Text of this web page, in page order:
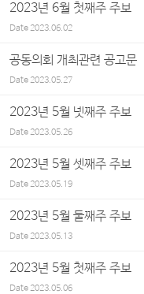
2023년 6월 첫째주 주보
Date2023.06.02
공동의회 개최관련 공고문
Date2023.05.27
2023년 5월 넷째주 주보
Date2023.05.26
2023년 5월 셋째주 주보
Date2023.05.19
2023년 5월 둘째주 주보
Date2023.05.13
2023년 5월 첫째주 주보
Date2023.05.06